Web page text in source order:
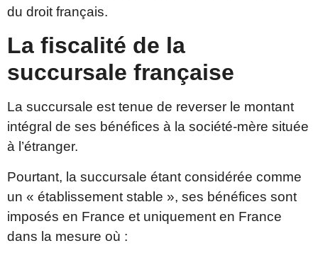
du droit français.
La fiscalité de la
succursale française
La succursale est tenue de reverser le montant
intégral de ses bénéfices à la société-mère située
à l’étranger.
Pourtant, la succursale étant considérée comme
un « établissement stable », ses bénéfices sont
imposés en France et uniquement en France
dans la mesure où :